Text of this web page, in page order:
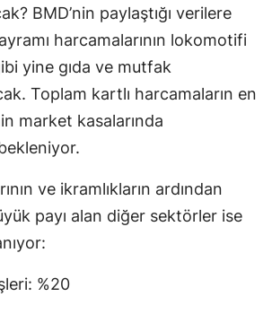
BMD’nin paylaştığı verilere
harcamalarının lokomotifi
yine gıda ve mutfak
Toplam kartlı harcamaların en
market kasalarında
ve ikramlıkların ardından
payı alan diğer sektörler ise
%20